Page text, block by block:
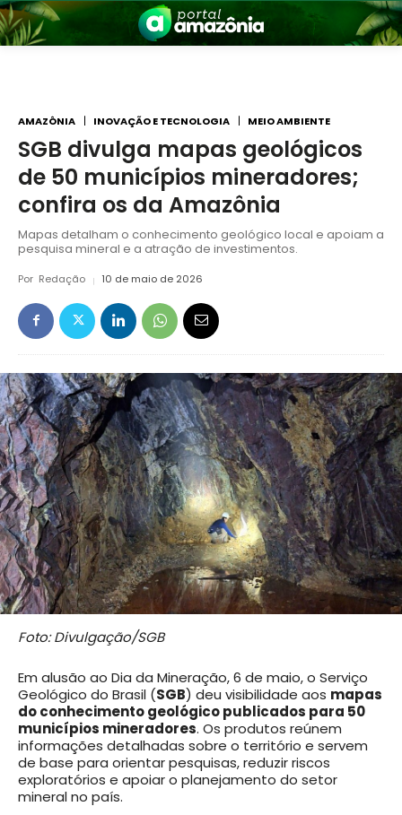
AMAZÔNIA INOVAÇÃO E TECNOLOGIA MEIO AMBIENTE
SGB divulga mapas geológicos
de 50 municípios mineradores;
confira os da Amazônia
Mapas detalham o conhecimento geológico local e apoiam a
pesquisa mineral e a atração de investimentos.
Por Redação 10 de maio de 2026
Foto: Divulgação/SGB
Em alusão ao Dia da Mineração, 6 de maio, o Serviço
Geológico do Brasil (SGB) deu visibilidade aos mapas
do conhecimento geológico publicados para 50
municípios mineradores. Os produtos reúnem
informações detalhadas sobre o território e servem
de base para orientar pesquisas, reduzir riscos
exploratórios e apoiar o planejamento do setor
mineral no país.